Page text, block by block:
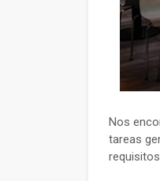
Nos
tareas